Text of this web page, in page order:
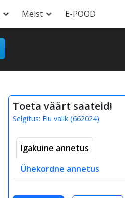
Meist E-POOD
Toeta väärt saateid!
Selgitus: Elu valik (662024)
Igakuine annetus
Ühekordne annetus